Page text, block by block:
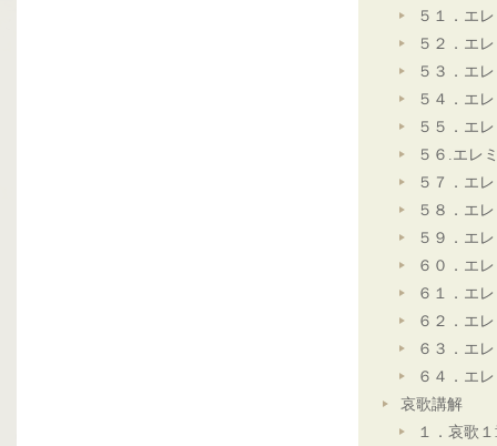
５１．エ
５２．エ
５３．エ
５４．エ
５５．エ
５６.エレ
５７．エ
５８．エ
５９．エ
６０．エ
６１．エ
６２．エ
６３．エ
６４．エ
哀歌講解
１．哀歌